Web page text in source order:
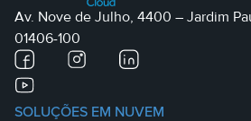
Av. Nove de Julho, 4400 – Jardim
01406-100
SOLUÇÕES EM NUVEM